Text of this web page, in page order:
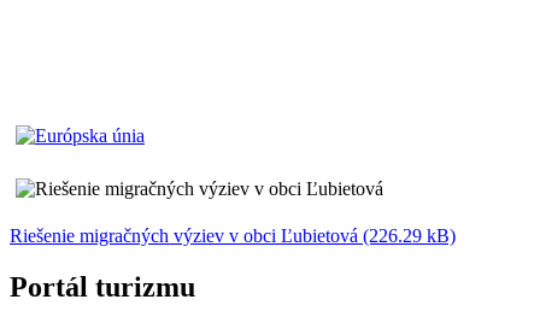
Riešenie migračných výziev v obci Ľubietová (226.29 kB)
Portál turizmu